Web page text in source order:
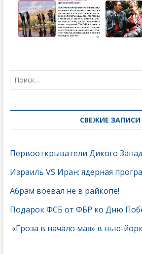
СВЕЖИЕ ЗАПИСИ
Первооткрыватели Дикого
Израиль VS Иран: ядерная
Абрам воевал не в райкопе!
Подарок ФСБ от ФБР ко Дню
«Гроза в начало мая» в нью-